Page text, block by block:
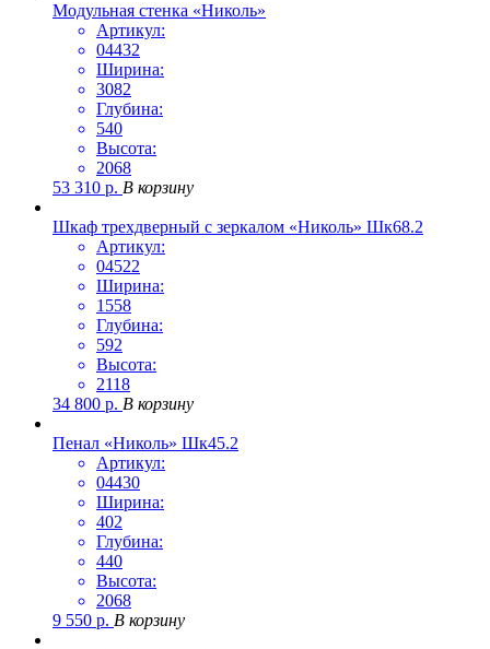
Модульная стенка «Николь»
Артикул:
04432
Ширина:
3082
Глубина:
540
Высота:
2068
53 310 р. В корзину
Шкаф трехдверный с зеркалом «Николь» Шк68.2
Артикул:
04522
Ширина:
1558
Глубина:
592
Высота:
2118
34 800 р. В корзину
Пенал «Николь» Шк45.2
Артикул:
04430
Ширина:
402
Глубина:
440
Высота:
2068
9 550 р. В корзину